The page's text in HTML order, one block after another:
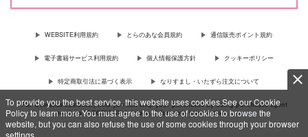
To provide you the best service, this website uses cookies.See our Cookie
Policy to learn more.You must agree to the use of cookies to browse the
website, but you can also refuse the use of some cookies through your browser
settings.
WEBSITE利用規約 とらのあな会員規約 通信販売ポイント規約
電子書籍サービス利用規約 個人情報保護方針 クッキーポリシー
特定商取引法に基づく表示 なりすまし・いたずら注文について
For Overseas customer, now you can ship your purchases by using purchases agent
services “AOCS”! Click {more…} for more information …more